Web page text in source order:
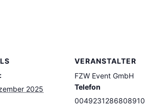
2025
VERANSTALTER
FZW Event GmbH
Telefon
0049231286808910